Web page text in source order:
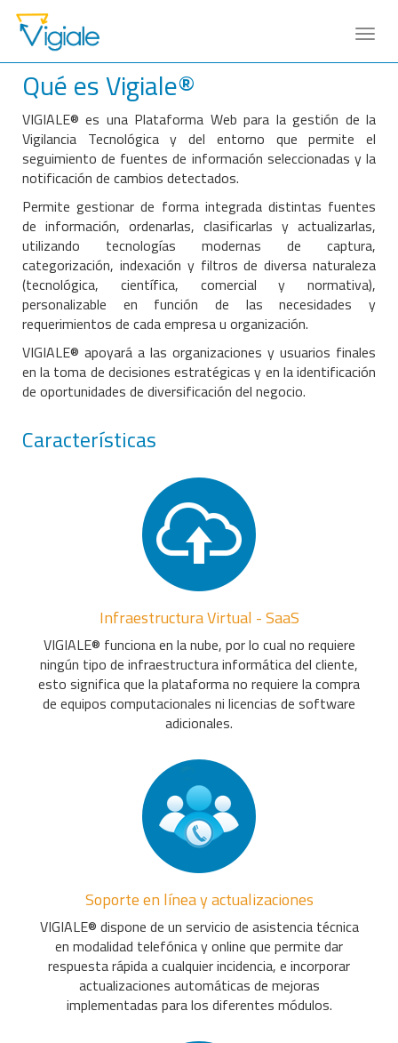
Qué es Vigiale®
VIGIALE® es una Plataforma Web para la gestión de la
Vigilancia Tecnológica y del entorno que permite el
seguimiento de fuentes de información seleccionadas y la
notificación de cambios detectados.
Permite gestionar de forma integrada distintas fuentes
de información, ordenarlas, clasificarlas y actualizarlas,
utilizando tecnologías modernas de captura,
categorización, indexación y filtros de diversa naturaleza
(tecnológica, científica, comercial y normativa),
personalizable en función de las necesidades y
requerimientos de cada empresa u organización.
VIGIALE® apoyará a las organizaciones y usuarios finales
en la toma de decisiones estratégicas y en la identificación
de oportunidades de diversificación del negocio.
Características
Infraestructura Virtual - SaaS
VIGIALE® funciona en la nube, por lo cual no requiere
ningún tipo de infraestructura informática del cliente,
esto significa que la plataforma no requiere la compra
de equipos computacionales ni licencias de software
adicionales.
Soporte en línea y actualizaciones
VIGIALE® dispone de un servicio de asistencia técnica
en modalidad telefónica y online que permite dar
respuesta rápida a cualquier incidencia, e incorporar
actualizaciones automáticas de mejoras
implementadas para los diferentes módulos.